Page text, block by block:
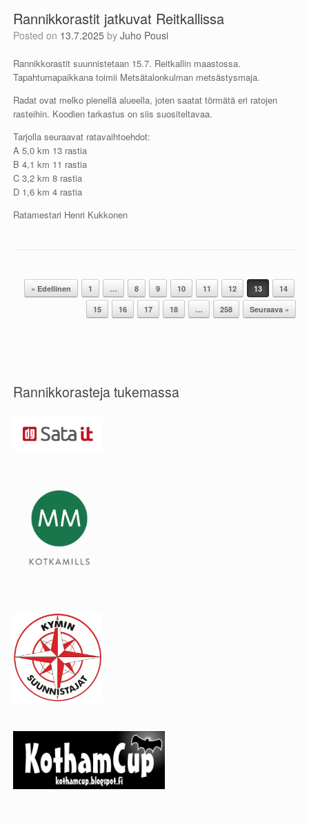
Rannikkorastit jatkuvat Reitkallissa
Posted on 13.7.2025 by Juho Pousi
Rannikkorastit suunnistetaan 15.7. Reitkallin maastossa.
Tapahtumapaikkana toimii Metsätalonkulman metsästysmaja.
Radat ovat melko pienellä alueella, joten saatat törmätä eri ratojen
rasteihin. Koodien tarkastus on siis suositeltavaa.
Tarjolla seuraavat ratavaihtoehdot:
A 5,0 km 13 rastia
B 4,1 km 11 rastia
C 3,2 km 8 rastia
D 1,6 km 4 rastia
Ratamestari Henri Kukkonen
Post navigation
« Edellinen 1 … 8 9 10 11 12 13
14
15
16 17 18 … 258 Seuraava »
Rannikkorasteja tukemassa